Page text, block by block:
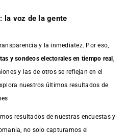
la voz de la gente
y la inmediatez. Por eso,
y sondeos electorales en tiempo real
y las de otros se reflejan en el
nuestros últimos resultados de
resultados de nuestras encuestasy
no solo capturamos el